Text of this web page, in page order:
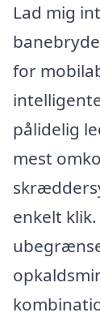
Lad mig
for
pålidelig
mest
enkelt